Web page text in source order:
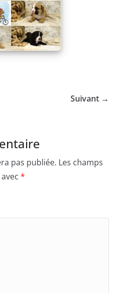
Suivant →
pas publiée. Les champs
*